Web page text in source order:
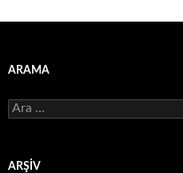
ARAMA
Arama:
ARŞIV